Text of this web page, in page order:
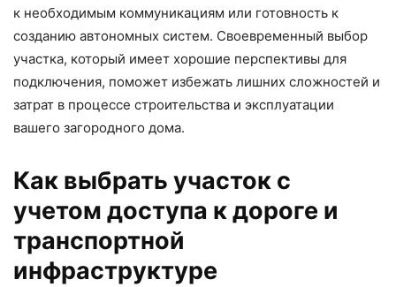
к необходимым коммуникациям или готовность к
созданию автономных систем. Своевременный выбор
участка, который имеет хорошие перспективы для
подключения, поможет избежать лишних сложностей и
затрат в процессе строительства и эксплуатации
вашего загородного дома.
Как выбрать участок с
учетом доступа к дороге и
транспортной
инфраструктуре